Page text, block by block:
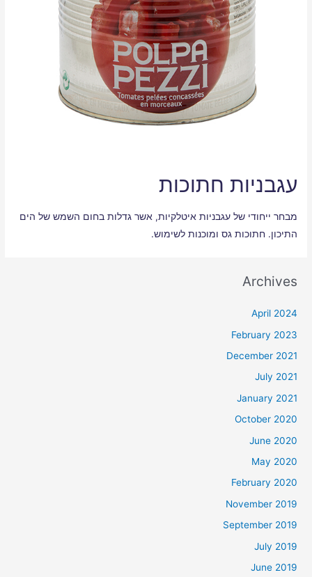
עגבניות חתוכות
מבחר ייחודי של עגבניות איטלקיות, אשר גדלות בחום השמש של הים
התיכון. חתוכות גס ומוכנות לשימוש.
Archives
April 2024
February 2023
December 2021
July 2021
January 2021
October 2020
June 2020
May 2020
February 2020
November 2019
September 2019
July 2019
June 2019